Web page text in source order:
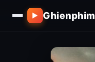
▶ Ghienphim